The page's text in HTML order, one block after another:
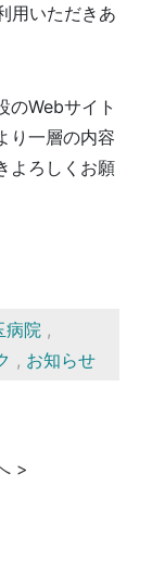
用いただきあ
のWebサイト
り一層の内容
よろしくお願
病院 ,
, お知らせ
>